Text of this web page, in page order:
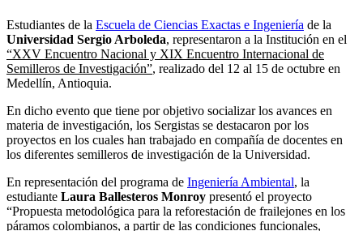
Estudiantes de la Escuela de Ciencias Exactas e Ingeniería de la
Universidad Sergio Arboleda, representaron a la Institución en el
“XXV Encuentro Nacional y XIX Encuentro Internacional de
Semilleros de Investigación”, realizado del 12 al 15 de octubre en
Medellín, Antioquia.
En dicho evento que tiene por objetivo socializar los avances en
materia de investigación, los Sergistas se destacaron por los
proyectos en los cuales han trabajado en compañía de docentes en
los diferentes semilleros de investigación de la Universidad.
En representación del programa de Ingeniería Ambiental, la
estudiante Laura Ballesteros Monroy presentó el proyecto
“Propuesta metodológica para la reforestación de frailejones en los
páramos colombianos, a partir de las condiciones funcionales,